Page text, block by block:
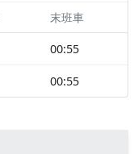
末班車
00:55
00:55